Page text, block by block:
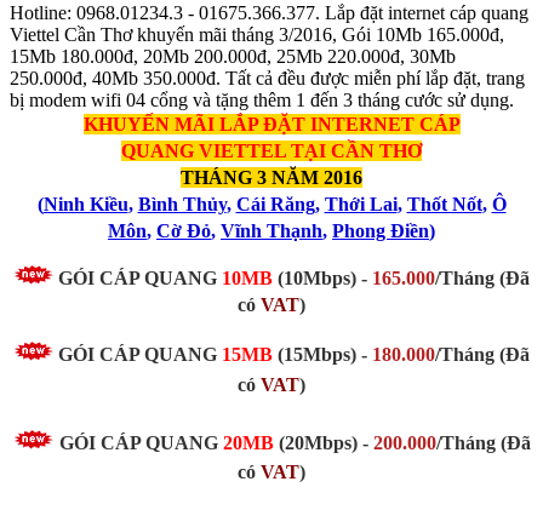
Hotline: 0968.01234.3 - 01675.366.377. Lắp đặt internet cáp quang
Viettel Cần Thơ khuyến mãi tháng 3/2016, Gói 10Mb 165.000đ,
15Mb 180.000đ, 20Mb 200.000đ, 25Mb 220.000đ, 30Mb
250.000đ, 40Mb 350.000đ. Tất cả đều được miễn phí lắp đặt, trang
bị modem wifi 04 cổng và tặng thêm 1 đến 3 tháng cước sử dụng.
KHUYẾN MÃI LẮP ĐẶT INTERNET CÁP
QUANG VIETTEL TẠI CẦN THƠ
THÁNG 3 NĂM 2016
(Ninh Kiều, Bình Thủy, Cái Răng, Thới Lai, Thốt Nốt, Ô
Môn, Cờ Đỏ, Vĩnh Thạnh, Phong Điền)
GÓI CÁP QUANG 10MB (10Mbps) - 165.000/Tháng (Đã
có VAT)
GÓI CÁP QUANG 15MB (15Mbps) - 180.000/Tháng (Đã
có VAT)
GÓI CÁP QUANG 20MB (20Mbps) - 200.000/Tháng (Đã
có VAT)